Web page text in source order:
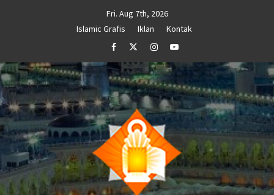
Fri. Aug 7th, 2026
Islamic Grafis
Iklan
Kontak
FacebookTwitterInstagramYoutube